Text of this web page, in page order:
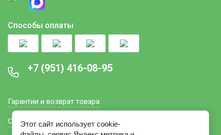
Способы оплаты
+7 (951) 416-08-95
Гарантии и возврат товара
Способы оплаты
Этот сайт использует cookie-